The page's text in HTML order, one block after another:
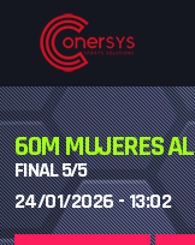
60M MUJERES AL
FINAL 5/5
24/01/2026 - 13:02